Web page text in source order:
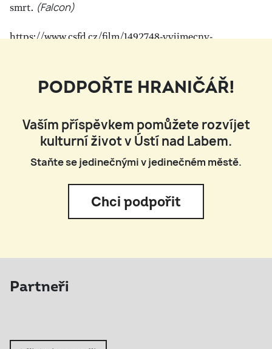
smrt. (Falcon)
https://www.csfd.cz/film/1492748-vyjimecny-
Pokladna bude otevřena od 9.30 hodin.
PODPOŘTE HRANIČÁŘ!
Vaším příspěvkem pomůžete rozvíjet
kulturní život v Ústí nad Labem.
Staňte se jedinečnými v jedinečném městě.
Chci podpořit
Partneři